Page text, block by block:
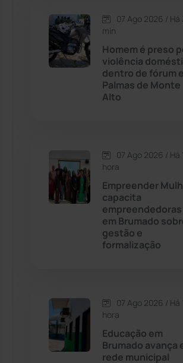
Caturama
Chapada Diamantina
Cordeiros
Dom Basílio
Esportes
07 Ago 2026 / Há
min
Homem é preso
violência
dentro de fórum
Palmas de Monte
Alto
07 Ago 2026 / Há
hora
Empreender
capacita
empreendedoras
em Brumado
gestão e
formalização
07 Ago 2026 / Há
hora
Educação em
Brumado avança
rede municipal